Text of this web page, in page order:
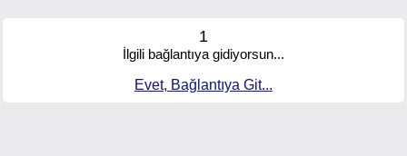
1
İlgili bağlantıya gidiyorsun...
Evet, Bağlantıya Git...